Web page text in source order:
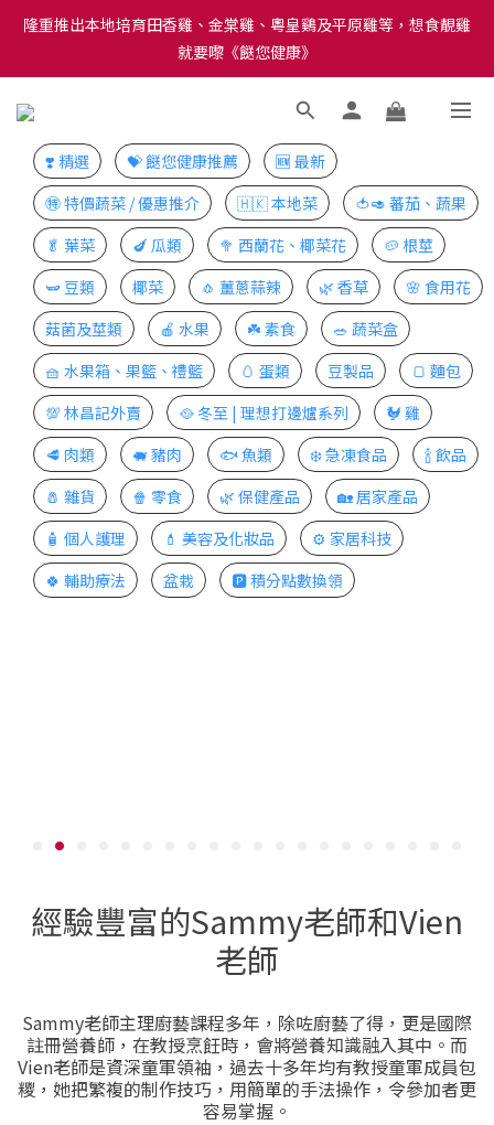
訂單結帳注意事項：送貨方法中選擇區域 - 然後當填寫地址時, 請
小心選擇分區及區域, 因資料錯誤會影響前往結帳
就要嚟《餸您健康》
訂單結帳注意事項：送貨方法中選擇區域 - 然後當填寫地址時, 請
小心選擇分區及區域, 因資料錯誤會影響前往結帳
❣️ 精選 💝 餸您健康推薦
🆕 最新
㊕ 特價蔬菜 / 優惠推介
🇭🇰 本地菜
🍅🥑 蕃茄、蔬果
🥬 葉菜
🍆 瓜類 🥦 西蘭花、椰菜花
🥔 根莖
🫛 豆類
椰菜 🧄 薑蔥蒜辣 🌿 香草
🌸 食用花
菇菌及莖類
🍎 水果 ☘️ 素食
🥗 蔬菜盒
🧺 水果箱、果籃、禮籃
🥚 蛋類 豆製品
🍞 麵包
💯 林昌記外賣
🥘 冬至 | 理想打邊爐系列
🐓 雞
🥩 肉類
🐖 豬肉 🐟 魚類 ❄️ 急凍食品
🍾 飲品
🧂 雜貨
🍿 零食 🌿 保健產品
🏡 居家產品
🧴 個人護理
💄 美容及化妝品
⚙️ 家居科技
🍀 輔助療法
盆栽 🅿️ 積分點數換領
經驗豐富的Sammy老師和Vien
老師
Sammy老師主理廚藝課程多年，除咗廚藝了得，更是國際
註冊營養師，在教授烹飪時，會將營養知識融入其中。而
Vien老師是資深童軍領袖，過去十多年均有教授童軍成員包
糭，她把繁複的制作技巧，用簡單的手法操作，令參加者更
容易掌握。